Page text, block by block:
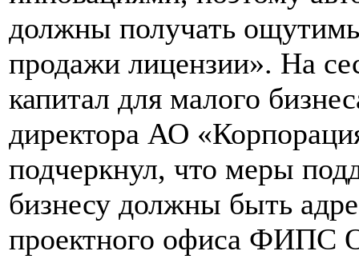
должны получать
продажи лицензии». На
капитал для малого
директора АО
подчеркнул, что меры
бизнесу должны быть
проектного офиса ФИПС